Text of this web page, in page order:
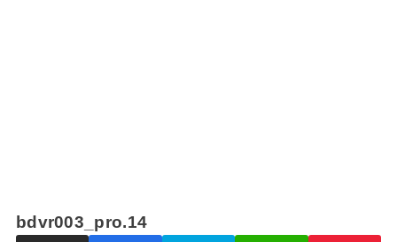
bdvr003_pro.14